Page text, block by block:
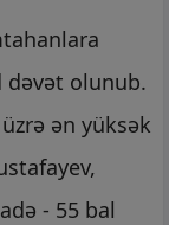
dəvət olunub.
ən yüksək
- 55 bal